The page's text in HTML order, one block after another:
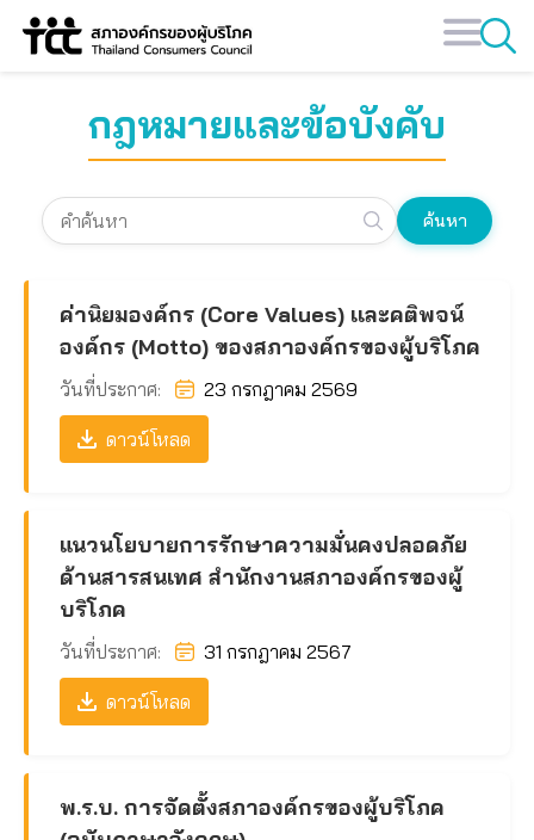
Skip
กฎหมายและข้อบังคับ
ค้นหา
ค่านิยมองค์กร (Core Values) เเละคติพจน์
องค์กร (Motto) ของสภาองค์กรของผู้บริโภค
วันที่ประกาศ: 23 กรกฎาคม 2569
ดาวน์โหลด
แนวนโยบายการรักษาความมั่นคงปลอดภัย
ด้านสารสนเทศ สำนักงานสภาองค์กรของผู้
บริโภค
วันที่ประกาศ: 31 กรกฎาคม 2567
ดาวน์โหลด
พ.ร.บ. การจัดตั้งสภาองค์กรของผู้บริโภค